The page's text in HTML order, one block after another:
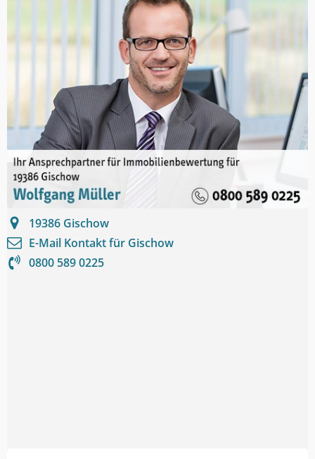
19386 Gischow
E-Mail Kontakt für Gischow
0800 589 0225